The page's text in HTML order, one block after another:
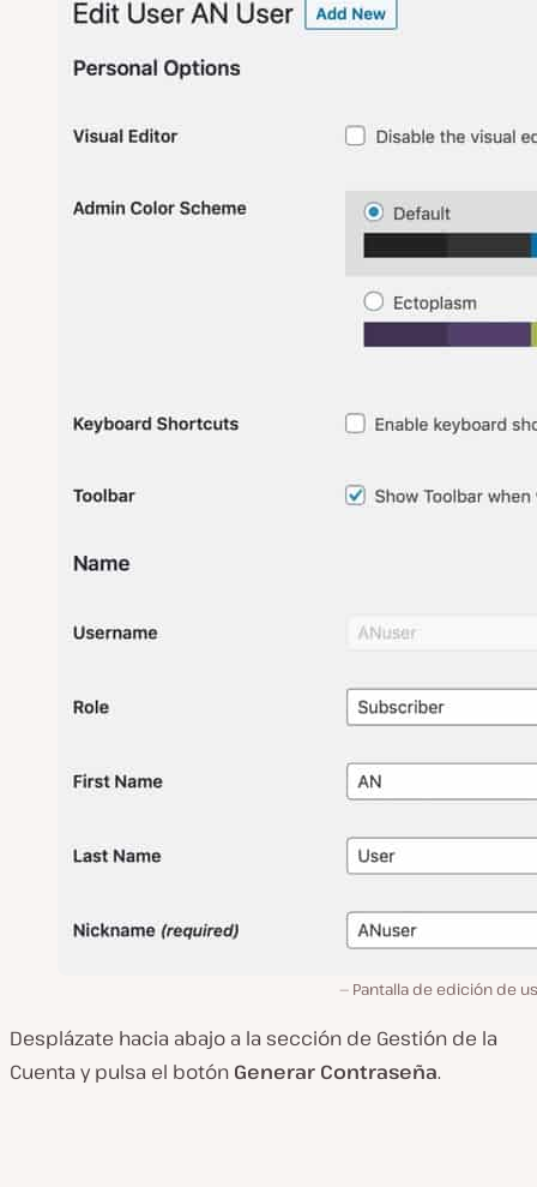
Pantalla de edición de
Desplázate hacia abajo a la sección de Gestión de la
Cuenta y pulsa el botón Generar Contraseña.